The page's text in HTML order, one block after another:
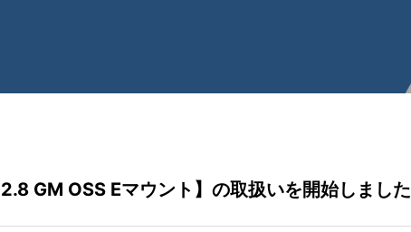
GM OSS Eマウント】の取扱いを開始しました